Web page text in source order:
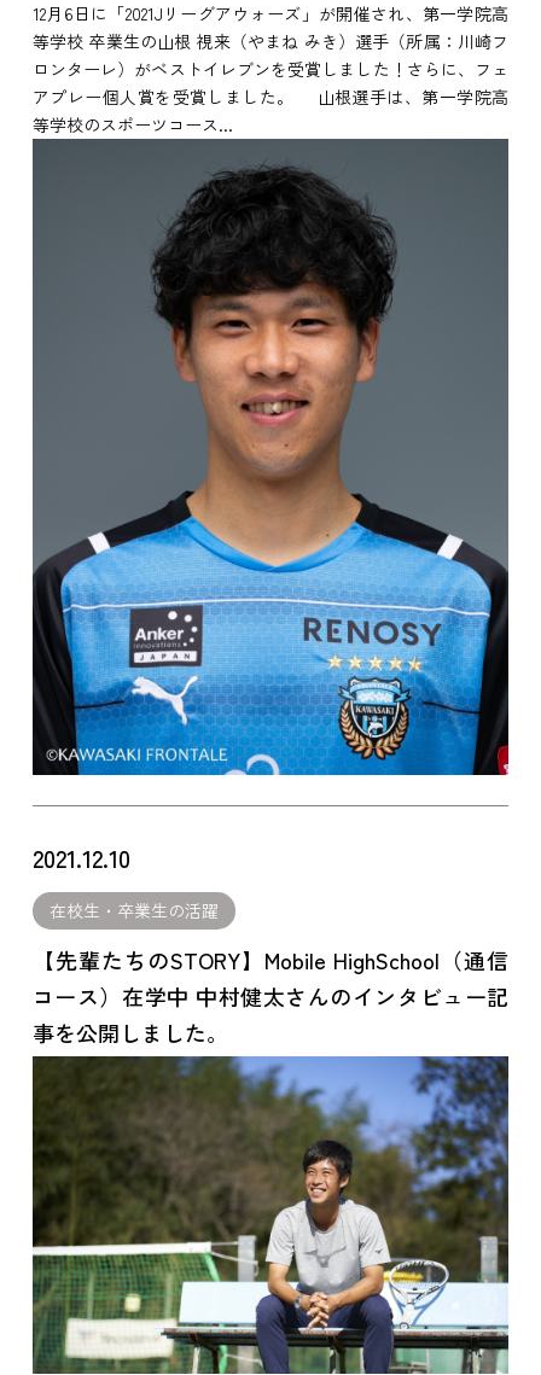
12月6日に「2021Jリーグアウォーズ」が開催され、第一学院高
等学校 卒業生の山根 視来（やまね みき）選手（所属：川崎フ
ロンターレ）がベストイレブンを受賞しました！さらに、フェ
アプレー個人賞を受賞しました。 山根選手は、第一学院高
等学校のスポーツコース...
2021.12.10
在校生・卒業生の活躍
【先輩たちのSTORY】Mobile HighSchool（通信
コース）在学中 中村健太さんのインタビュー記
事を公開しました。